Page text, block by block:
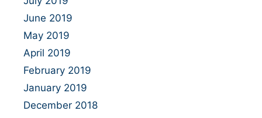
June 2019
May 2019
April 2019
February 2019
January 2019
December 2018